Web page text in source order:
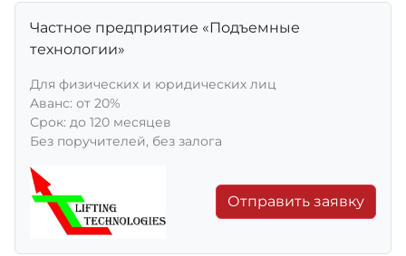
Частное предприятие «Подъемные
технологии»
Для физических и юридических лиц
Aванс: от 20%
Срок: до 120 месяцев
Без поручителей, без залога
Отправить заявку